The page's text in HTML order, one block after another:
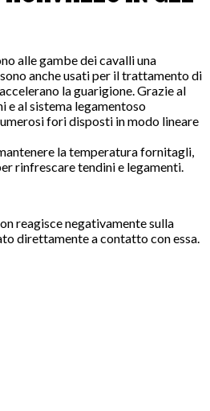
alle gambe dei cavalli una
anche usati per il trattamento di
la guarigione. Grazie al
al sistema legamentoso
fori disposti in modo lineare
la temperatura fornitagli,
rinfrescare tendini e legamenti.
reagisce negativamente sulla
direttamente a contatto con essa.